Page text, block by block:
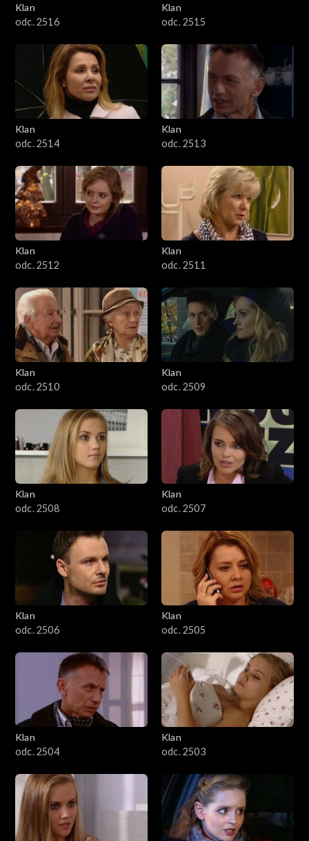
Klan
odc. 2516
Klan
odc. 2515
Klan
odc. 2514
Klan
odc. 2513
Klan
odc. 2512
Klan
odc. 2511
Klan
odc. 2510
Klan
odc. 2509
Klan
odc. 2508
Klan
odc. 2507
Klan
odc. 2506
Klan
odc. 2505
Klan
odc. 2504
Klan
odc. 2503